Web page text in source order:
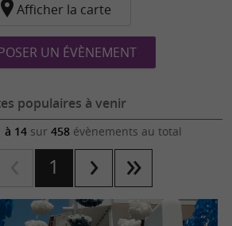
Afficher la carte
UN ÉVÈNEMENT
populaires à venir
à 14sur 458évènements au total
1